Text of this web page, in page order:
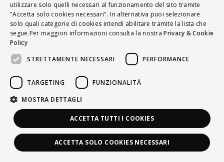
DEUTSCH
POLSKI
PORTUGUÊS
utilizzare solo quelli necessari al funzionamento del sito tramite
"Accetta solo cookies necessari". In alternativa puoi selezionare
solo quali categorie di cookies intendi abilitare tramite la lista che
segue.Per maggiori informazioni consulta la nostra Privacy & Cookie
Policy
STRETTAMENTE NECESSARI
PERFORMANCE
TARGETING FUNZIONALITÀ
MOSTRA DETTAGLI
ACCETTA TUTTI I COOKIES
ACCETTA SOLO COOKIES NECESSARI